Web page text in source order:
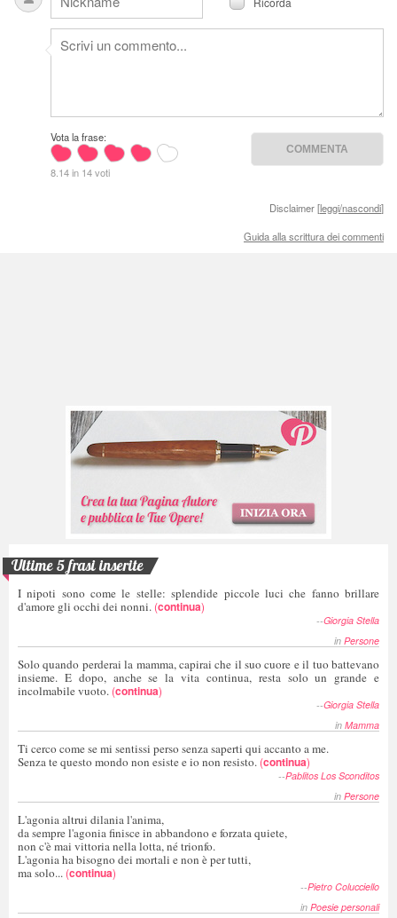
Vota la frase:
8.14 in 14 voti
Disclaimer [leggi/nascondi]
Guida alla scrittura dei commenti
Ultime 5 frasi inserite
I nipoti sono come le stelle: splendide piccole luci che fanno brillare
d'amore gli occhi dei nonni. (continua)
--Giorgia Stella
in Persone
Solo quando perderai la mamma, capirai che il suo cuore e il tuo battevano
insieme. E dopo, anche se la vita continua, resta solo un grande e
incolmabile vuoto. (continua)
--Giorgia Stella
in Mamma
Ti cerco come se mi sentissi perso senza saperti qui accanto a me.
Senza te questo mondo non esiste e io non resisto. (continua)
--Pablitos Los Sconditos
in Persone
L'agonia altrui dilania l'anima,
da sempre l'agonia finisce in abbandono e forzata quiete,
non c'è mai vittoria nella lotta, né trionfo.
L'agonia ha bisogno dei mortali e non è per tutti,
ma solo... (continua)
--Pietro Colucciello
in Poesie personali